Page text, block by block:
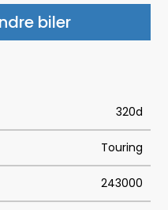
biler
320d
Touring
243000